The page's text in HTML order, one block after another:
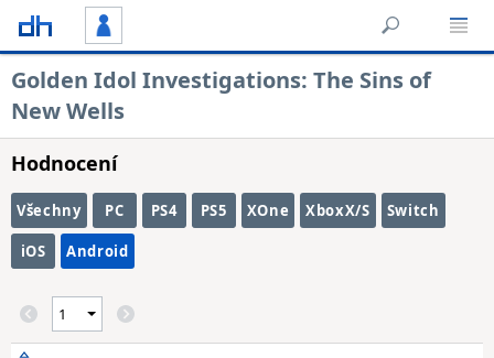
Golden Idol Investigations: The Sins of
New Wells
Hodnocení
Všechny PC PS4 PS5 XOne XboxX/S Switch
iOS Android